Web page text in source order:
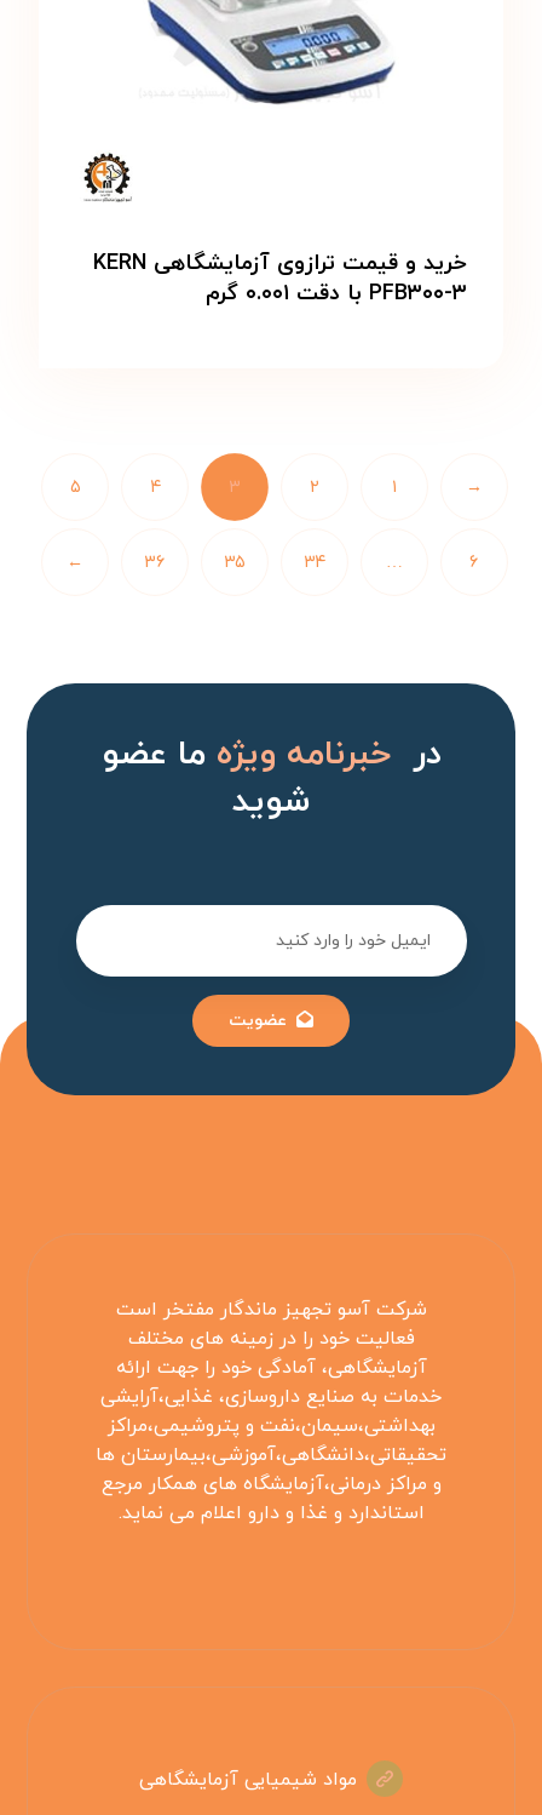
خرید و قیمت ترازوی آزمایشگاهی KERN
PFB۳۰۰-۳ با دقت ۰.۰۰۱ گرم
→ ۱ ۲ ۳ ۴ ۵
۶ … ۳۴ ۳۵ ۳۶ ←
درخبرنامه ویژهما عضو
شوید
عضویت
شرکت آسو تجهیز ماندگار مفتخر است
فعالیت خود را در زمینه های مختلف
آزمایشگاهی، آمادگی خود را جهت ارائه
خدمات به صنایع داروسازی، غذایی،آرایشی
بهداشتی،سیمان،نفت و پتروشیمی،مراکز
تحقیقاتی،دانشگاهی،آموزشی،بیمارستان ها
و مراکز درمانی،آزمایشگاه های همکار مرجع
استاندارد و غذا و دارو اعلام می نماید.
مواد شیمیایی آزمایشگاهی